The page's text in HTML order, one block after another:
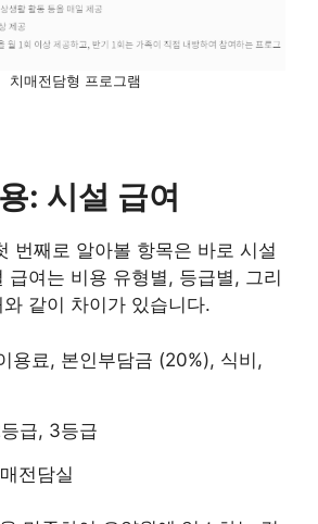
치매전담형 프로그램
: 시설 급여
번째로 알아볼 항목은 바로 시설
급여는 비용 유형별, 등급별, 그리
같이 차이가 있습니다.
용료, 본인부담금 (20%), 식비,
급, 3등급
전담실